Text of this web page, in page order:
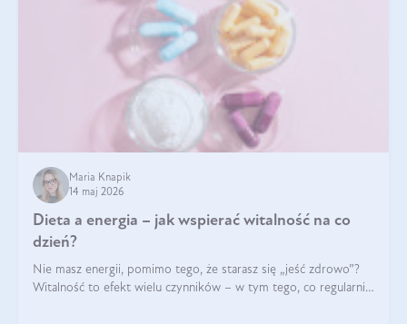
Maria Knapik
14 maj 2026
Dieta a energia – jak wspierać witalność na co
dzień?
Nie masz energii, pomimo tego, że starasz się „jeść zdrowo”?
Witalność to efekt wielu czynników – w tym tego, co regularnie